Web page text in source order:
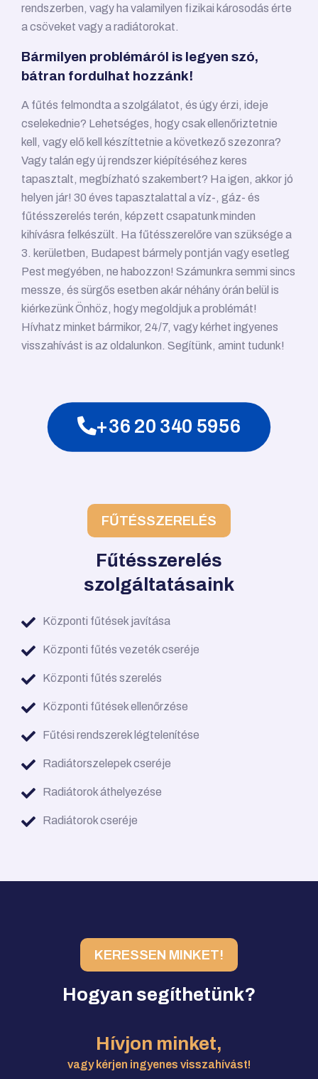
rendszerben, vagy ha valamilyen fizikai károsodás érte
a csöveket vagy a radiátorokat.
Bármilyen problémáról is legyen szó,
bátran fordulhat hozzánk!
A fűtés felmondta a szolgálatot, és úgy érzi, ideje
cselekednie? Lehetséges, hogy csak ellenőriztetnie
kell, vagy elő kell készíttetnie a következő szezonra?
Vagy talán egy új rendszer kiépítéséhez keres
tapasztalt, megbízható szakembert? Ha igen, akkor jó
helyen jár! 30 éves tapasztalattal a víz-, gáz- és
fűtésszerelés terén, képzett csapatunk minden
kihívásra felkészült. Ha fűtésszerelőre van szüksége a
3. kerületben, Budapest bármely pontján vagy esetleg
Pest megyében, ne habozzon! Számunkra semmi sincs
messze, és sürgős esetben akár néhány órán belül is
kiérkezünk Önhöz, hogy megoldjuk a problémát!
Hívhatz minket bármikor, 24/7, vagy kérhet ingyenes
visszahívást is az oldalunkon. Segítünk, amint tudunk!
+36 20 340 5956
FŰTÉSSZERELÉS
Fűtésszerelés
szolgáltatásaink
Központi fűtések javítása
Központi fűtés vezeték cseréje
Központi fűtés szerelés
Központi fűtések ellenőrzése
Fűtési rendszerek légtelenítése
Radiátorszelepek cseréje
Radiátorok áthelyezése
Radiátorok cseréje
KERESSEN MINKET!
Hogyan segíthetünk?
Hívjon minket,
vagy kérjen ingyenes visszahívást!